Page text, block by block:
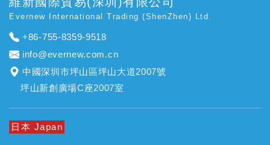
Evernew International Trading (ShenZhen) Ltd.
+86-755-8359-9518
info@evernew.com.cn
中國深圳市坪山區坪山大道2007號
坪山新創廣場C座2007室
日本 Japan